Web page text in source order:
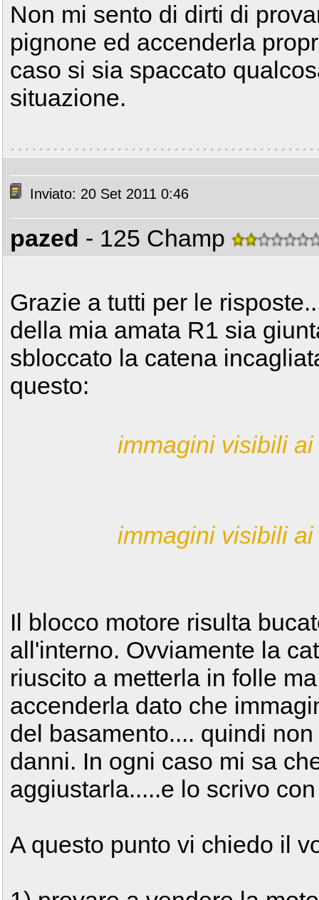
Non mi sento di dirti di
pignone ed accenderla
caso si sia spaccato
situazione.
Inviato: 20 Set 2011 0:46
pazed - 125 Champ
Grazie a tutti per le
della mia amata R1 sia
sbloccato la catena
questo:
immagini visibili
immagini visibili
Il blocco motore risulta
all'interno. Ovviamente la
riuscito a metterla in folle
accenderla dato che
del basamento.... quindi
danni. In ogni caso mi sa
aggiustarla.....e lo scrivo
A questo punto vi chiedo il